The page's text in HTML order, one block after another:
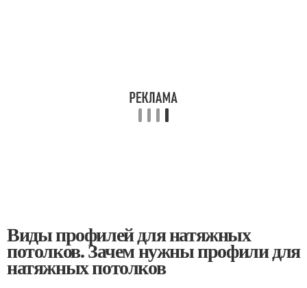
Виды профилей для натяжных
потолков. Зачем нужны профили для
натяжных потолков